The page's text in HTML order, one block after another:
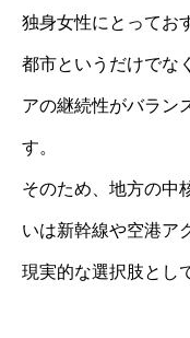
独身女性にとってお
都市というだけでな
アの継続性がバラン
す。
そのため、地方の中
いは新幹線や空港ア
現実的な選択肢とし